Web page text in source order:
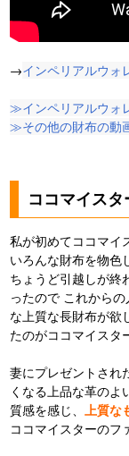
→インペリアルウォ
≫インペリアルウォ
≫その他の財布の動
ココマイス
私が初めてココマイ
いろんな財布を物色
ちょうど引越しが終
ったので これから
な上質な長財布が欲
たのがココマイスタ
妻にプレゼントされ
くなる上品な革の
質感を感じ、 上質な
ココマイスターのフ